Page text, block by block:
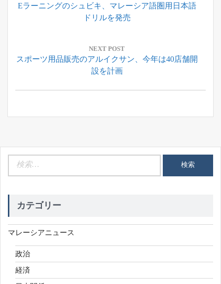
ナ
シ
ン
Previous
Eラーニングのシュビキ、マレーシア語圏用日本語
ドリルを発売
NEXT POST
Next
スポーツ用品販売のアルイクサン、今年は40店舗開
設を計画
カテゴリー
マレーシアニュース
政治
経済